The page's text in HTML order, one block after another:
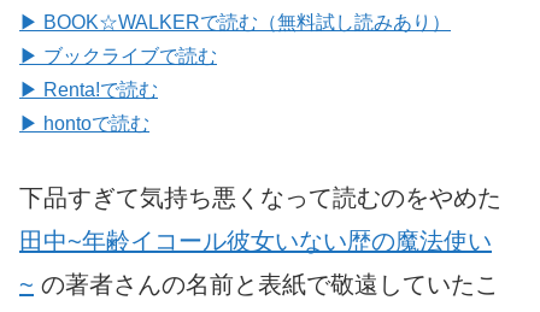
▶ BOOK☆WALKERで読む（無料試し読みあり）
▶ ブックライブで読む
▶ Renta!で読む
▶ hontoで読む
下品すぎて気持ち悪くなって読むのをやめた
田中~年齢イコール彼女いない歴の魔法使い
~ の著者さんの名前と表紙で敬遠していたこ